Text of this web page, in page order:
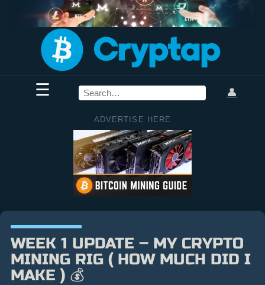
☰ 👤
ADVERTISE HERE
WEEK 1 UPDATE – MY CRYPTO
MINING RIG ( HOW MUCH DID I
MAKE ) 💰